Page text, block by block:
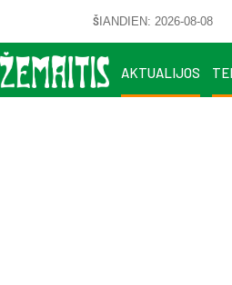
ŠIANDIEN: 2026-08-08
AKTUALIJOS